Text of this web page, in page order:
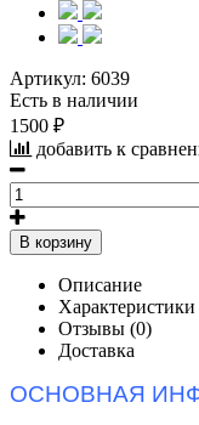
Артикул: 6039
Есть в наличии
1500 ₽
добавить к
В корзину
Описание
Характеристики
Отзывы (0)
Доставка
ОСНОВНАЯ